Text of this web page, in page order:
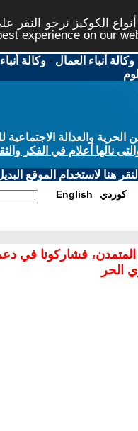
الكوكيز نرجو النقر
experience on our
وكالة أنباء العمال -وكالة
والعدالة الاجتماعية
نالها أعلام في الفكر
هنا لاستخدام الموقع
English كوردي
المتمدن، فشاركونا في
الحر